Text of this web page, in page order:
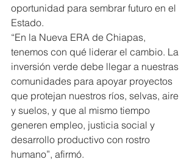
oportunidad para sembrar futuro en el
Estado.
“En la Nueva ERA de Chiapas,
tenemos con qué liderar el cambio. La
inversión verde debe llegar a nuestras
comunidades para apoyar proyectos
que protejan nuestros ríos, selvas, aire
y suelos, y que al mismo tiempo
generen empleo, justicia social y
desarrollo productivo con rostro
humano”, afirmó.